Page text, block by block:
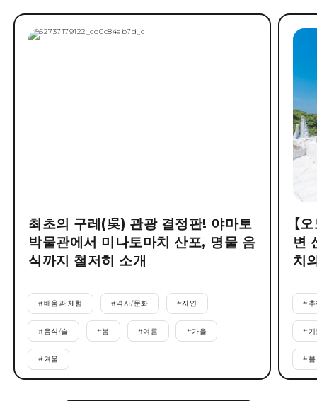
최초의 구레(吳) 관광 결정판! 야마토
박물관에서 미나토마치 산포, 명물 음
식까지 철저히 소개
#배움과 체험 #역사/문화 #자연
#음식/술 #봄 #여름 #가을
# 겨울
【
변
치
#
#
#봄